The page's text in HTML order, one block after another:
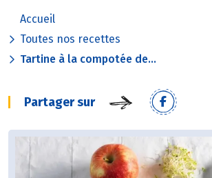
Accueil
Toutes nos recettes
Tartine à la compotée de...
Partager sur